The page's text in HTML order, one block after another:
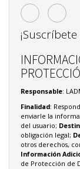
Responsable:
Finalidad:
enviarle la
del usuario;
obligación legal;
otros derechos,
Información
de Protección de